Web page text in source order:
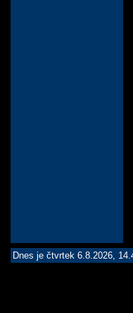
Dnes je čtvrtek 6.8.2026,